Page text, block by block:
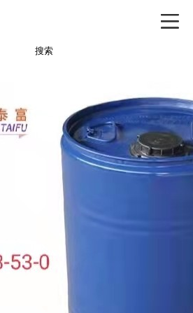
搜索